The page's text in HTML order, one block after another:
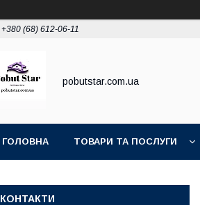
+380 (68) 612-06-11
pobutstar.com.ua
ГОЛОВНА ТОВАРИ ТА ПОСЛУГИ
КОНТАКТИ